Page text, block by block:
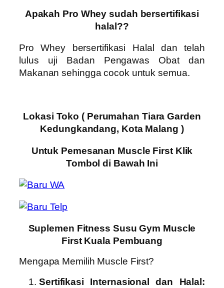
Apakah Pro Whey sudah bersertifikasi
halal??
Pro Wheybersertifikasi Halal dan telah
lulus uji Badan Pengawas Obat dan
Makanan sehingga cocok untuk semua.
Lokasi Toko ( Perumahan Tiara Garden
Kedungkandang, Kota Malang )
Untuk Pemesanan Muscle First Klik
Tombol di Bawah Ini
Suplemen Fitness Susu Gym Muscle
First Kuala Pembuang
Mengapa Memilih Muscle First?
Sertifikasi Internasional dan Halal: